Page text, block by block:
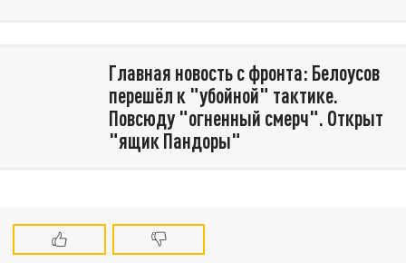
Главная новость с фронта: Белоусов
перешёл к "убойной" тактике.
Повсюду "огненный смерч". Открыт
"ящик Пандоры"